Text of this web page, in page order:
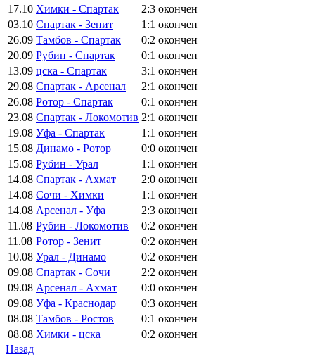
17.10 Химки - Спартак 2:3 окончен
03.10 Спартак - Зенит 1:1 окончен
26.09 Тамбов - Спартак 0:2 окончен
20.09 Рубин - Спартак 0:1 окончен
13.09 цска - Спартак 3:1 окончен
29.08 Спартак - Арсенал 2:1 окончен
26.08 Ротор - Спартак 0:1 окончен
23.08 Спартак - Локомотив 2:1 окончен
19.08 Уфа - Спартак 1:1 окончен
15.08 Динамо - Ротор 0:0 окончен
15.08 Рубин - Урал 1:1 окончен
14.08 Спартак - Ахмат 2:0 окончен
14.08 Сочи - Химки 1:1 окончен
14.08 Арсенал - Уфа 2:3 окончен
11.08 Рубин - Локомотив 0:2 окончен
11.08 Ротор - Зенит 0:2 окончен
10.08 Урал - Динамо 0:2 окончен
09.08 Спартак - Сочи 2:2 окончен
09.08 Арсенал - Ахмат 0:0 окончен
09.08 Уфа - Краснодар 0:3 окончен
08.08 Тамбов - Ростов 0:1 окончен
08.08 Химки - цска 0:2 окончен
Назад